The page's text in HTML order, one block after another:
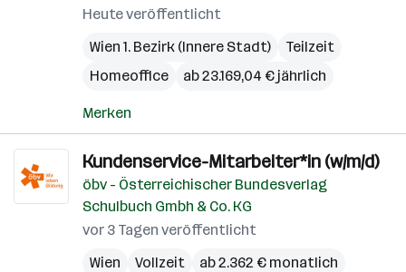
Heute veröffentlicht
Wien 1. Bezirk (Innere Stadt)
Teilzeit
Homeoffice
ab 23.169,04 € jährlich
Merken
Kundenservice-Mitarbeiter*in (w/m/d)
öbv - Österreichischer Bundesverlag
Schulbuch Gmbh & Co. KG
vor 3 Tagen veröffentlicht
Wien
Vollzeit ab 2.362 € monatlich